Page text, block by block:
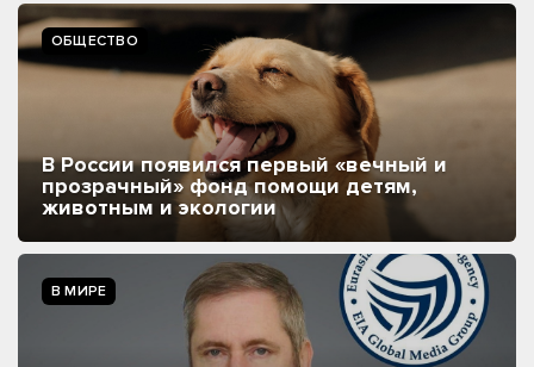
ОБЩЕСТВО
В России появился первый «вечный и
прозрачный» фонд помощи детям,
животным и экологии
В МИРЕ